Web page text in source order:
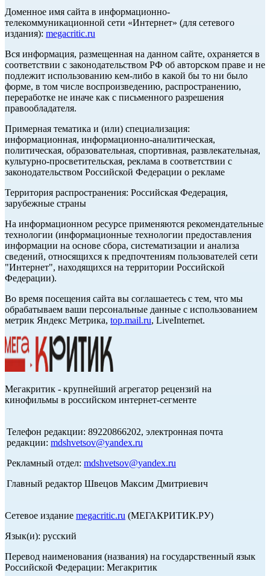
Доменное имя сайта в информационно-
телекоммуникационной сети «Интернет» (для сетевого
издания): megacritic.ru
Вся информация, размещенная на данном сайте, охраняется в
соответствии с законодательством РФ об авторском праве и не
подлежит использованию кем-либо в какой бы то ни было
форме, в том числе воспроизведению, распространению,
переработке не иначе как с письменного разрешения
правообладателя.
Примерная тематика и (или) специализация:
информационная, информационно-аналитическая,
политическая, образовательная, спортивная, развлекательная,
культурно-просветительская, реклама в соответствии с
законодательством Российской Федерации о рекламе
Территория распространения: Российская Федерация,
зарубежные страны
На информационном ресурсе применяются рекомендательные
технологии (информационные технологии предоставления
информации на основе сбора, систематизации и анализа
сведений, относящихся к предпочтениям пользователей сети
"Интернет", находящихся на территории Российской
Федерации).
Во время посещения сайта вы соглашаетесь с тем, что мы
обрабатываем ваши персональные данные с использованием
метрик Яндекс Метрика, top.mail.ru, LiveInternet.
Мегакритик - крупнейший агрегатор рецензий на
кинофильмы в российском интернет-сегменте
Телефон редакции: 89220866202, электронная почта
редакции: mdshvetsov@yandex.ru
Рекламный отдел: mdshvetsov@yandex.ru
Главный редактор Швецов Максим Дмитриевич
Сетевое издание megacritic.ru (МЕГАКРИТИК.РУ)
Язык(и): русский
Перевод наименования (названия) на государственный язык
Российской Федерации: Мегакритик